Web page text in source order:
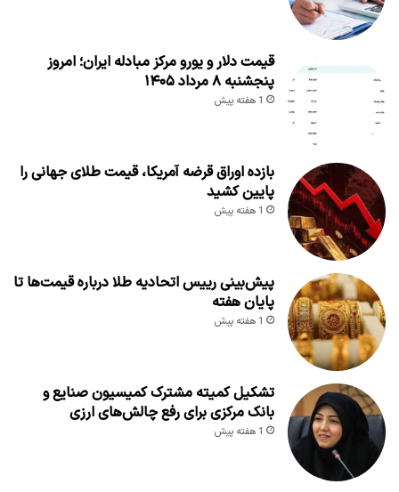
قیمت دلار و یورو مرکز مبادله ایران؛ امروز
پنجشنبه ۸ مرداد ۱۴۰۵
1 هفته پیش
بازده اوراق قرضه آمریکا، قیمت طلای جهانی را
پایین کشید
1 هفته پیش
پیش‌بینی رییس اتحادیه طلا درباره قیمت‌ها تا
پایان هفته
1 هفته پیش
تشکیل کمیته مشترک کمیسیون صنایع و
بانک مرکزی برای رفع چالش‌های ارزی
1 هفته پیش